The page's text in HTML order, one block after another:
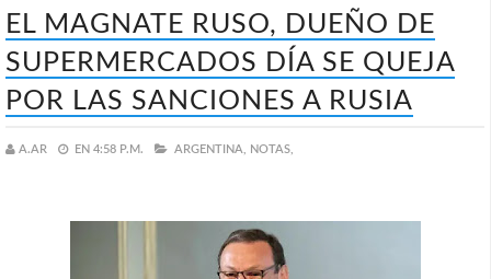
EL MAGNATE RUSO, DUEÑO DE
SUPERMERCADOS DÍA SE QUEJA
POR LAS SANCIONES A RUSIA
A.AR EN 4:58 P.M. ARGENTINA, NOTAS,